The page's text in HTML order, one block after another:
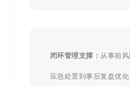
闭环管理支撑： 从事前
应急处置到事后复盘优